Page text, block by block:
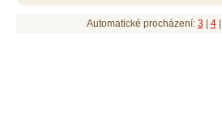
Automatické procházení: 3| 4|